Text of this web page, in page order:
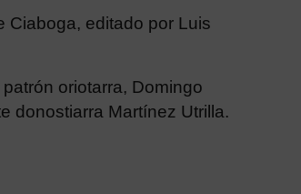
Ciaboga, editado por Luis
oriotarra, Domingo
donostiarra Martínez Utrilla.